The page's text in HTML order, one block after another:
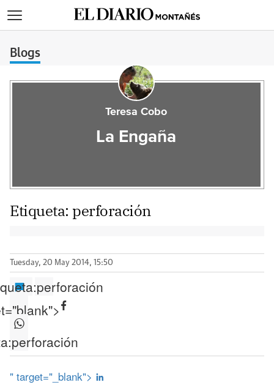
Blogs
Teresa Cobo
La Engaña
Etiqueta: perforación
Tuesday, 20 May 2014, 15:50
perforación
perforación
" target="_blank">